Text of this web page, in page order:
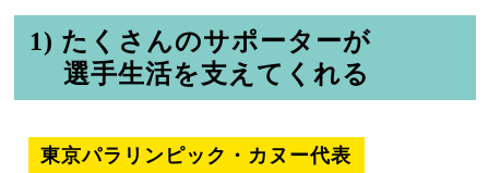
1) たくさんのサポーターが
選手生活を支えてくれる
東京パラリンピック・カヌー代表